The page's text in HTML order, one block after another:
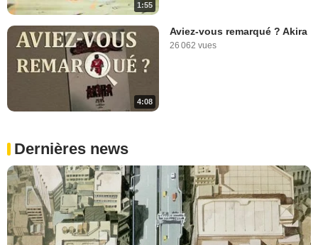
1:55
4:08
Aviez-vous remarqué ? Akira
26 062 vues
Dernières news